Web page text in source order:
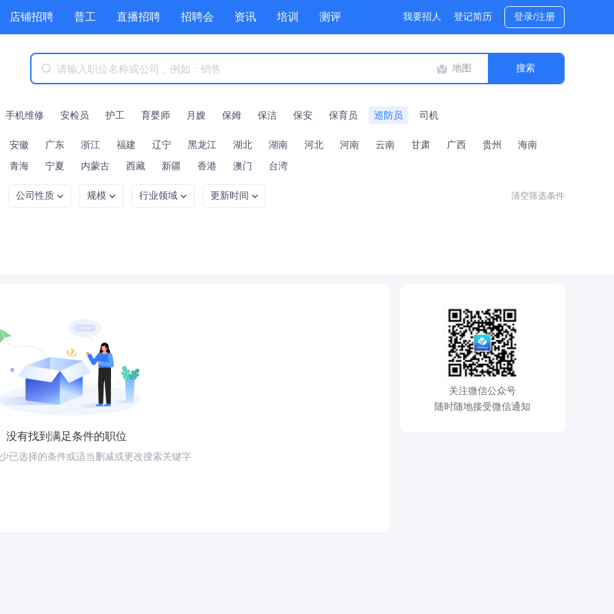
店铺招聘 普工 直播招聘 招聘会 资讯 培训 测评
商城 附近职位 工具箱 赏金招聘
我要招人 登记简历 登录/注册
地图
手机维修 安检员 护工 育婴师 月嫂 保姆 保洁 保安 保育员 巡防员 司机
安徽 广东 浙江 福建 辽宁 黑龙江 湖北 湖南 河北 河南 云南 甘肃 广西 贵州
海南
青海 宁夏 内蒙古 西藏 新疆 香港 澳门 台湾
公司性质 规模 行业领域 更新时间 清空筛选条件
没有找到满足条件的职位
已选择的条件或适当删减或更改搜索关键字
关注微信公众号
随时随地接受微信通知